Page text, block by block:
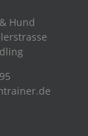
Hund